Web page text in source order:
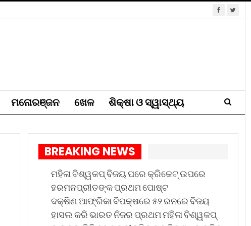
ମନୋରଞ୍ଜନ ଖେଳ
ଶିକ୍ଷା ଓ ସ୍ୱାସ୍ଥ୍ୟ
BREAKING NEWS
ମହିଳା ବିଶ୍ୱକପ୍ ବିଜୟ ପରେ କ୍ରିକେଟ୍ ଉପରେ
ହରମନପ୍ରୀତଙ୍କ ପ୍ରଥମ ପୋଷ୍ଟ
ଦକ୍ଷିଣ ଆଫ୍ରିକା ବିପକ୍ଷରେ ୫୨ ରନରେ ବିଜୟ
ହାସଲ କରି ଭାରତ ନିଜର ପ୍ରଥମ ମହିଳା ବିଶ୍ୱକପ୍